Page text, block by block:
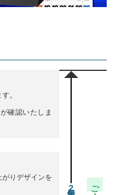
。
確認いたしま
りデザインを
2 ご注文・校正期間